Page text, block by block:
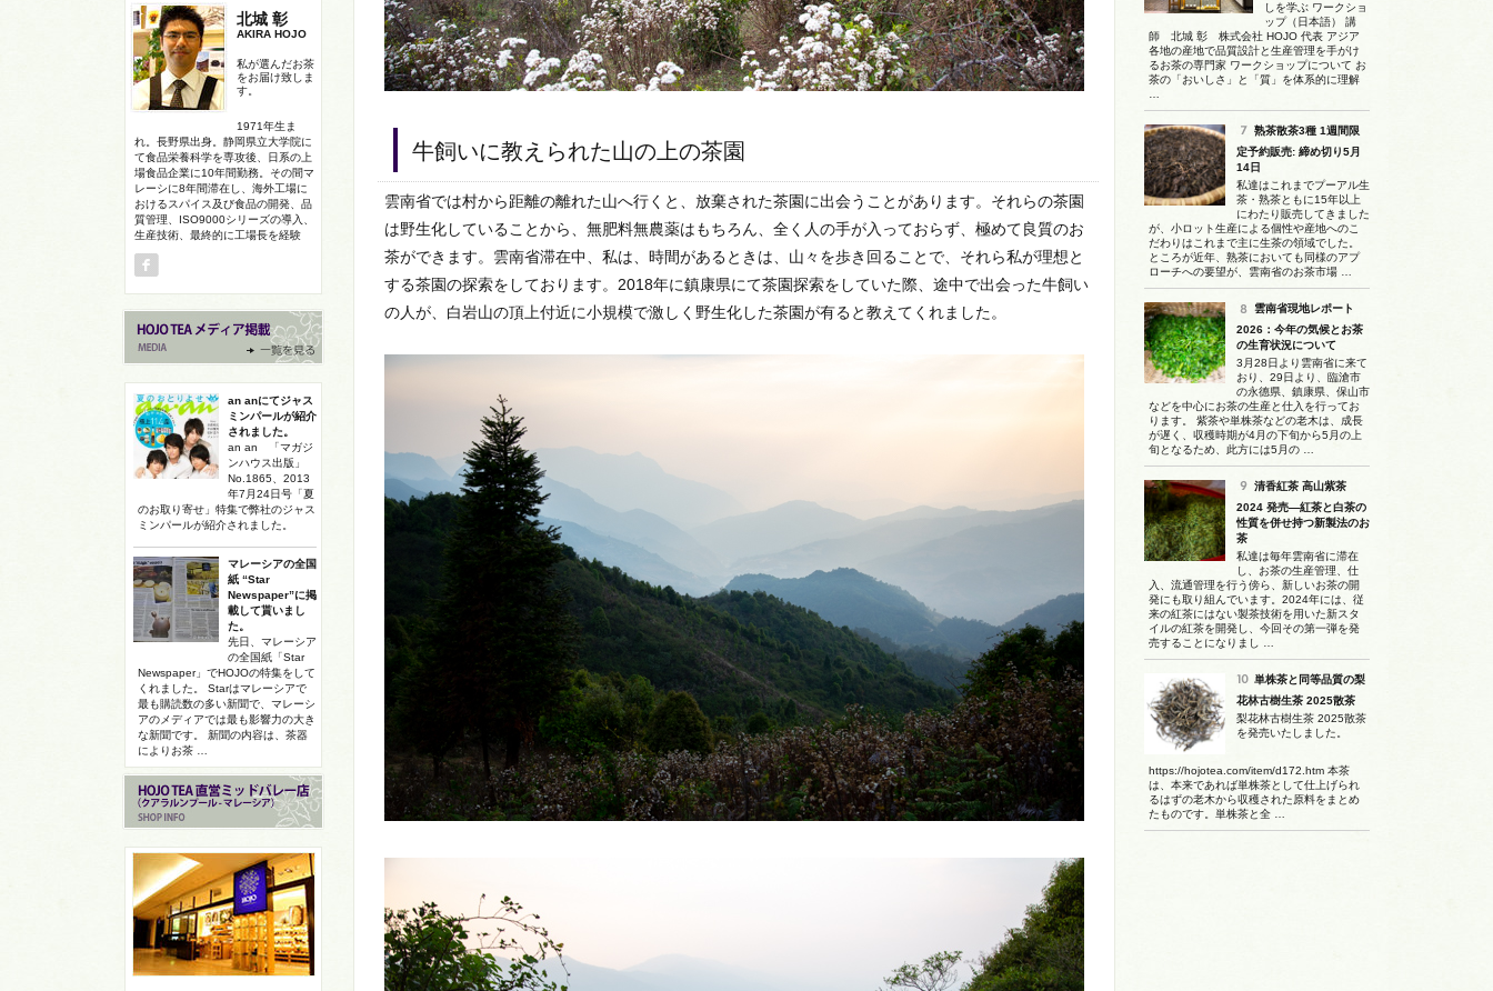
牛飼いに教えられた山の上の茶園
雲南省では村から距離の離れた山へ行くと、放棄された茶園に出会うことがあります。それらの茶園
は野生化していることから、無肥料無農薬はもちろん、全く人の手が入っておらず、極めて良質のお
茶ができます。雲南省滞在中、私は、時間があるときは、山々を歩き回ることで、それら私が理想と
する茶園の探索をしております。2018年に鎮康県にて茶園探索をしていた際、途中で出会った牛飼い
の人が、白岩山の頂上付近に小規模で激しく野生化した茶園が有ると教えてくれました。
しを学ぶ ワークショ
ップ（日本語） 講
師 北城 彰 株式会社 HOJO 代表 アジア
各地の産地で品質設計と生産管理を手がけ
るお茶の専門家 ワークショップについて お
茶の「おいしさ」と「質」を体系的に理解
熟茶散茶3種 1週間限
定予約販売: 締め切り5月
14日
私達はこれまでプーアル生
茶・熟茶ともに15年以上
にわたり販売してきました
が、小ロット生産による個性や産地へのこ
だわりはこれまで主に生茶の領域でした。
ところが近年、熟茶においても同様のアプ
ローチへの要望が、雲南省のお茶市場 …
雲南省現地レポート
2026：今年の気候とお茶
の生育状況について
3月28日より雲南省に来て
おり、29日より、臨滄市
の永德県、鎮康県、保山市
などを中心にお茶の生産と仕入を行ってお
ります。 紫茶や単株茶などの老木は、成長
が遅く、収穫時期が4月の下旬から5月の上
旬となるため、此方には5月の …
清香紅茶 高山紫茶
2024 発売―紅茶と白茶の
性質を併せ持つ新製法のお
茶
私達は毎年雲南省に滞在
し、お茶の生産管理、仕
入、流通管理を行う傍ら、新しいお茶の開
発にも取り組んでいます。2024年には、従
来の紅茶にはない製茶技術を用いた新スタ
イルの紅茶を開発し、今回その第一弾を発
売することになりまし …
単株茶と同等品質の梨
花林古樹生茶 2025散茶
梨花林古樹生茶 2025散茶
を発売いたしました。
https://hojotea.com/item/d172.htm 本茶
は、本来であれば単株茶として仕上げられ
るはずの老木から収穫された原料をまとめ
たものです。単株茶と全 …
北城 彰
AKIRA HOJO
私が選んだお茶
をお届け致しま
す。
1971年生ま
れ。長野県出身。静岡県立大学院に
て食品栄養科学を専攻後、日系の上
場食品企業に10年間勤務。その間マ
レーシに8年間滞在し、海外工場に
おけるスパイス及び食品の開発、品
質管理、ISO9000シリーズの導入、
生産技術、最終的に工場長を経験
an anにてジャス
ミンパールが紹介
されました。
an an 「マガジ
ンハウス出版」
No.1865、2013
年7月24日号「夏
のお取り寄せ」特集で弊社のジャス
ミンパールが紹介されました。
マレーシアの全国
紙 “Star
Newspaper”に掲
載して貰いまし
た。
先日、マレーシア
の全国紙「Star
Newspaper」でHOJOの特集をして
くれました。 Starはマレーシアで
最も購読数の多い新聞で、マレーシ
アのメディアでは最も影響力の大き
な新聞です。 新聞の内容は、茶器
によりお茶 …